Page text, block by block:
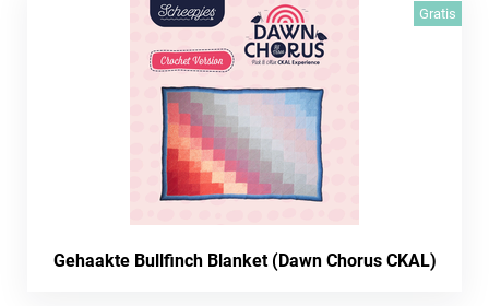
Gratis
Gehaakte Bullfinch Blanket (Dawn Chorus CKAL)